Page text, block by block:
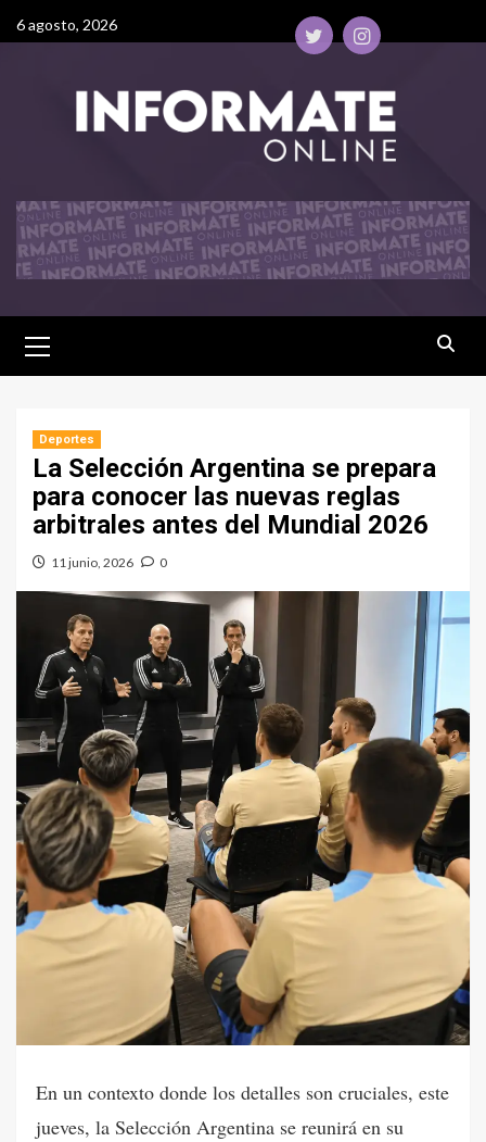
6 agosto, 2026
Deportes
La Selección Argentina se prepara
para conocer las nuevas reglas
arbitrales antes del Mundial 2026
11 junio, 2026 0
En un contexto donde los detalles son cruciales, este
jueves, la Selección Argentina se reunirá en su